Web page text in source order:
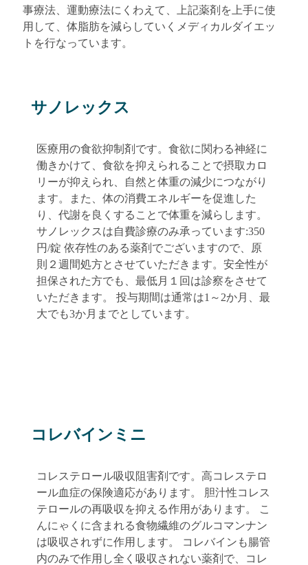
事療法、運動療法にくわえて、上記薬剤を上手に使
用して、体脂肪を減らしていくメディカルダイエッ
トを行なっています。
サノレックス
医療用の食欲抑制剤です。食欲に関わる神経に
働きかけて、食欲を抑えられることで摂取カロ
リーが抑えられ、自然と体重の減少につながり
ます。また、体の消費エネルギーを促進した
り、代謝を良くすることで体重を減らします。
サノレックスは自費診療のみ承っています:350
円/錠 依存性のある薬剤でございますので、原
則２週間処方とさせていただきます。安全性が
担保された方でも、最低月１回は診察をさせて
いただきます。 投与期間は通常は1～2か月、最
大でも3か月までとしています。
コレバインミニ
コレステロール吸収阻害剤です。高コレステロ
ール血症の保険適応があります。 胆汁性コレス
テロールの再吸収を抑える作用があります。 こ
んにゃくに含まれる食物繊維のグルコマンナン
は吸収されずに作用します。 コレバインも腸管
内のみで作用し全く吸収されない薬剤で、コレ